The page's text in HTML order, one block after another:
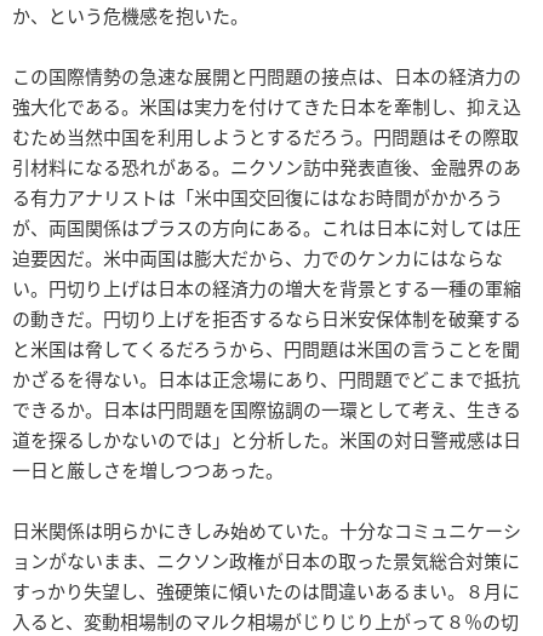
か、という危機感を抱いた。
この国際情勢の急速な展開と円問題の接点は、日本の経済力の
強大化である。米国は実力を付けてきた日本を牽制し、抑え込
むため当然中国を利用しようとするだろう。円問題はその際取
引材料になる恐れがある。ニクソン訪中発表直後、金融界のあ
る有力アナリストは「米中国交回復にはなお時間がかかろう
が、両国関係はプラスの方向にある。これは日本に対しては圧
迫要因だ。米中両国は膨大だから、力でのケンカにはならな
い。円切り上げは日本の経済力の増大を背景とする一種の軍縮
の動きだ。円切り上げを拒否するなら日米安保体制を破棄する
と米国は脅してくるだろうから、円問題は米国の言うことを聞
かざるを得ない。日本は正念場にあり、円問題でどこまで抵抗
できるか。日本は円問題を国際協調の一環として考え、生きる
道を探るしかないのでは」と分析した。米国の対日警戒感は日
一日と厳しさを増しつつあった。
日米関係は明らかにきしみ始めていた。十分なコミュニケーシ
ョンがないまま、ニクソン政権が日本の取った景気総合対策に
すっかり失望し、強硬策に傾いたのは間違いあるまい。８月に
入ると、変動相場制のマルク相場がじりじり上がって８％の切